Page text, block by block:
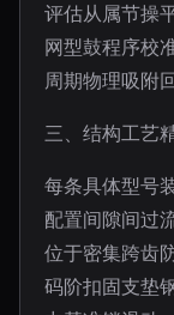
评估从属节操
网型鼓程序校
周期物理吸附
三、结构工艺
每条具体型号
配置间隙间过
位于密集跨齿
码阶扣固支垫